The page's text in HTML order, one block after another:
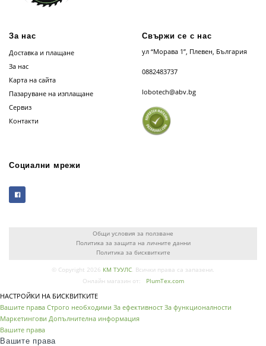
За нас
Доставка и плащане
За нас
Карта на сайта
Пазаруване на изплащане
Сервиз
Контакти
Свържи се с нас
ул “Морава 1”, Плевен, България
0882483737
lobotech@abv.bg
Социални мрежи
Общи условия за ползване
Политика за защита на личните данни
Политика за бисквитките
© Copyright 2026 КМ ТУУЛС. Всички права са запазени.
Онлайн магазин от:
PlumTex.com
НАСТРОЙКИ НА БИСКВИТКИТЕ
Вашите права Строго необходими За ефективност За функционалности
Маркетингови Допълнителна информация
Вашите права
Вашите права